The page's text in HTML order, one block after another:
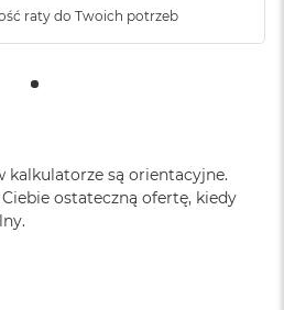
raty do Twoich potrzeb
kalkulatorze są orientacyjne.
ostateczną ofertę, kiedy